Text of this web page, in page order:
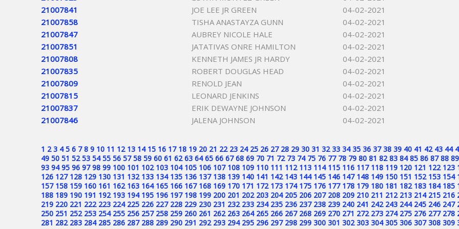
21007841
JOE LEE JR GREEN
04-02-2021
21007858
TISHA ANASTAYZA GUNN
04-02-2021
21007847
AUBREY NICOLE HALE
04-02-2021
21007851
JATATIVAS ONRE HAMILTON
04-02-2021
21007808
KENNETH JAMES JR HARDY
04-02-2021
21007835
ROBERT DOUGLAS HEAD
04-02-2021
21007809
RENOLD JEAN
04-02-2021
21007815
LEONARD JENKINS
04-02-2021
21007837
ERIK DEWAYNE JOHNSON
04-02-2021
21007846
JALENA JOHNSON 04-02-2021
1 2 3 4 5 6 7 8 9 10 11 12 13 14 15 16 17 18 19 20 21 22 23 24 25 26 27 28 29 30 31 32 33 34 35 36 37 38 39 40 41 42 43 44
49 50 51 52 53 54 55 56 57 58 59 60 61 62 63 64 65 66 67 68 69 70 71 72 73 74 75 76 77 78 79 80 81 82 83 84 85 86 87 88 89
93 94 95 96 97 98 99 100 101 102 103 104 105 106 107 108 109 110 111 112 113 114 115 116 117 118 119 120 121 122 123
126 127 128 129 130 131 132 133 134 135 136 137 138 139 140 141 142 143 144 145 146 147 148 149 150 151 152 153 154
157 158 159 160 161 162 163 164 165 166 167 168 169 170 171 172 173 174 175 176 177 178 179 180 181 182 183 184 185
188 189 190 191 192 193 194 195 196 197 198 199 200 201 202 203 204 205 206 207 208 209 210 211 212 213 214 215 216
219 220 221 222 223 224 225 226 227 228 229 230 231 232 233 234 235 236 237 238 239 240 241 242 243 244 245 246 247
250 251 252 253 254 255 256 257 258 259 260 261 262 263 264 265 266 267 268 269 270 271 272 273 274 275 276 277 278
281 282 283 284 285 286 287 288 289 290 291 292 293 294 295 296 297 298 299 300 301 302 303 304 305 306 307 308 309